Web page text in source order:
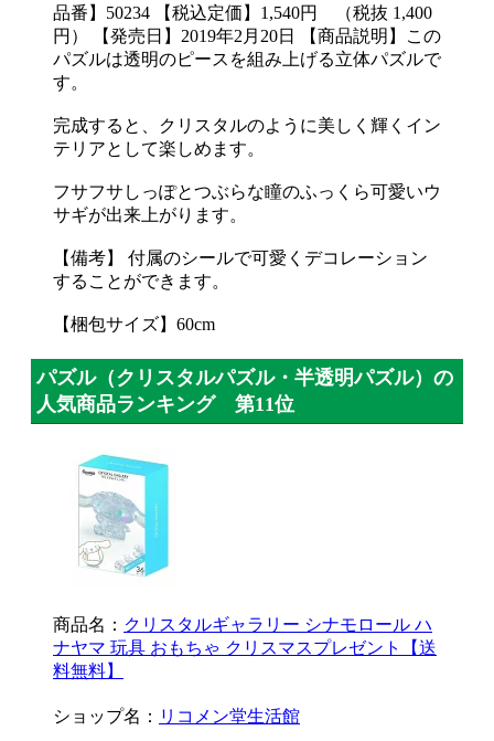
品番】50234 【税込定価】1,540円 （税抜 1,400
円） 【発売日】2019年2月20日 【商品説明】この
パズルは透明のピースを組み上げる立体パズルで
す。
完成すると、クリスタルのように美しく輝くイン
テリアとして楽しめます。
フサフサしっぽとつぶらな瞳のふっくら可愛いウ
サギが出来上がります。
【備考】 付属のシールで可愛くデコレーション
することができます。
【梱包サイズ】60cm
パズル（クリスタルパズル・半透明パズル）の
人気商品ランキング 第11位
商品名： クリスタルギャラリー シナモロール ハ
ナヤマ 玩具 おもちゃ クリスマスプレゼント【送
料無料】
ショップ名： リコメン堂生活館